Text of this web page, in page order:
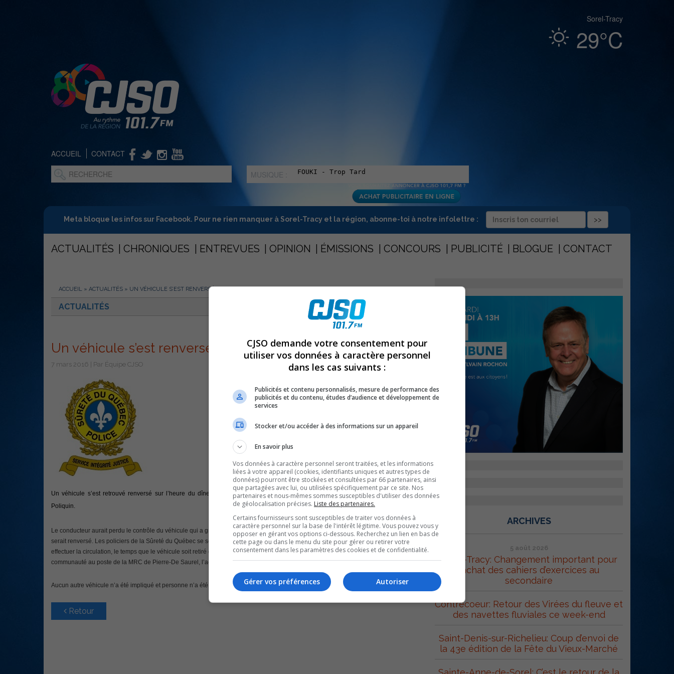
Sorel-Tracy
29°C
ACCUEIL CONTACT
MUSIQUE :
Meta bloque les infos sur Facebook. Pour ne rien manquer à Sorel-Tracy et la région, abonne-toi à notre infolettre :
ACTUALITÉS CHRONIQUES ENTREVUES OPINION ÉMISSIONS CONCOURS PUBLICITÉ BLOGUE CONTACT
ACCUEIL » ACTUALITÉS » UN VÉHICULE S’EST RENVERSÉ SUR LE BOULEVARD FISET
ACTUALITÉS
Un véhicule s’est renversé sur le boulevard Fiset
7 mars 2016 | Par Équipe CJSO
Un véhicule s’est retrouvé renversé sur l’heure du dîner aujourd’hui sur le boulevard Fiset, près de l’intersection avec le boulevard
Poliquin.
Le conducteur aurait perdu le contrôle du véhicule qui a grimpé sur le banc de neige en bordure de route, et c’est alors que le camion se
serait renversé. Les policiers de la Sûreté du Québec se sont rendus sur les lieux pour le constat d’accident, mais également pour
effectuer la circulation, le temps que le véhicule soit retiré de la voie. Selon François Monetta, agent responsable des relations avec la
communauté au poste de la MRC de Pierre-De Saurel, l’accident serait survenu en basse vitesse.
Aucun autre véhicule n’a été impliqué et personne n’a été blessé.
Retour
ARCHIVES
5 août 2026
Sorel-Tracy: Changement important pour
l’achat des cahiers d’exercices au
secondaire
Contrecoeur: Retour des Virées du fleuve et
des navettes fluviales ce week-end
Saint-Denis-sur-Richelieu: Coup d’envoi de
la 43e édition de la Fête du Vieux-Marché
CJSO demande votre consentement pour
utiliser vos données à caractère personnel
dans les cas suivants :
Publicités et contenu personnalisés, mesure de performance des
publicités et du contenu, études d’audience et développement de
services
Stocker et/ou accéder à des informations sur un appareil
En savoir plus
Vos données à caractère personnel seront traitées, et les informations
liées à votre appareil (cookies, identifiants uniques et autres types de
données) pourront être stockées et consultées par 66 partenaires, ainsi
que partagées avec lui, ou utilisées spécifiquement par ce site. Nos
partenaires et nous-mêmes sommes susceptibles d'utiliser des données
de géolocalisation précises. Liste des partenaires.
Certains fournisseurs sont susceptibles de traiter vos données à
caractère personnel sur la base de l'intérêt légitime. Vous pouvez vous y
opposer en gérant vos options ci-dessous. Recherchez un lien en bas de
cette page ou dans le menu du site pour gérer ou retirer votre
consentement dans les paramètres des cookies et de confidentialité.
Autoriser
Gérer vos préférences